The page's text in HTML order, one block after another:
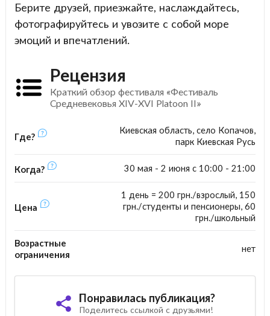
Берите друзей, приезжайте, наслаждайтесь,
фотографируйтесь и увозите с собой море
эмоций и впечатлений.
Рецензия
Краткий обзор фестиваля «Фестиваль
Средневековья XIV-XVI Platoon II»
Где?
Киевская область, cело Копачов,
парк Киевская Русь
Когда? 30 мая - 2 июня с 10:00 - 21:00
Цена
1 день = 200 грн./взрослый, 150
грн./студенты и пенсионеры, 60
грн./школьный
Возрастные
ограничения
нет
Понравилась публикация?
Поделитесь ссылкой с друзьями!